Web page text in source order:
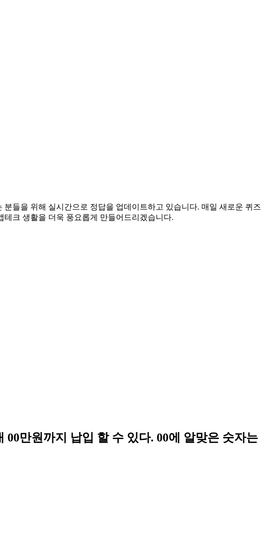
들을 위해 실시간으로 정답을 업데이트하고 있습니다. 매일 새로운 퀴즈
크 생활을 더욱 풍요롭게 만들어드리겠습니다.
만원까지 납입 할 수 있다. 00에 알맞은 숫자는